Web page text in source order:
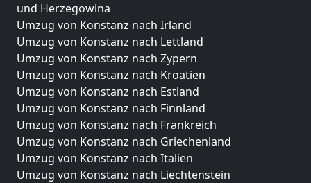
und Herzegowina
Umzug von Konstanz nach Irland
Umzug von Konstanz nach Lettland
Umzug von Konstanz nach Zypern
Umzug von Konstanz nach Kroatien
Umzug von Konstanz nach Estland
Umzug von Konstanz nach Finnland
Umzug von Konstanz nach Frankreich
Umzug von Konstanz nach Griechenland
Umzug von Konstanz nach Italien
Umzug von Konstanz nach Liechtenstein